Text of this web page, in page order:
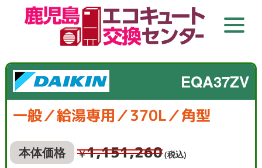
EQA37ZV
一般／給湯専用／370L／角型
本体価格 ￥1,151,260(税込)